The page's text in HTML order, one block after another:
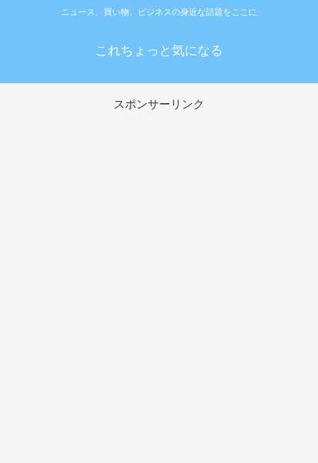
ニュース、買い物、ビジネスの身近な話題をここに
これちょっと気になる
スポンサーリンク